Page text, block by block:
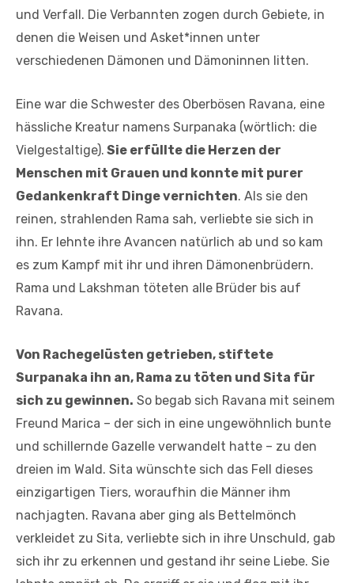
und Verfall. Die Verbannten zogen durch Gebiete, in
denen die Weisen und Asket*innen unter
verschiedenen Dämonen und Dämoninnen litten.
Eine war die Schwester des Oberbösen Ravana, eine
hässliche Kreatur namens Surpanaka (wörtlich: die
Vielgestaltige). Sie erfüllte die Herzen der
Menschen mit Grauen und konnte mit purer
Gedankenkraft Dinge vernichten. Als sie den
reinen, strahlenden Rama sah, verliebte sie sich in
ihn. Er lehnte ihre Avancen natürlich ab und so kam
es zum Kampf mit ihr und ihren Dämonenbrüdern.
Rama und Lakshman töteten alle Brüder bis auf
Ravana.
Von Rachegelüsten getrieben, stiftete
Surpanaka ihn an, Rama zu töten und Sita für
sich zu gewinnen. So begab sich Ravana mit seinem
Freund Marica – der sich in eine ungewöhnlich bunte
und schillernde Gazelle verwandelt hatte – zu den
dreien im Wald. Sita wünschte sich das Fell dieses
einzigartigen Tiers, woraufhin die Männer ihm
nachjagten. Ravana aber ging als Bettelmönch
verkleidet zu Sita, verliebte sich in ihre Unschuld, gab
sich ihr zu erkennen und gestand ihr seine Liebe. Sie